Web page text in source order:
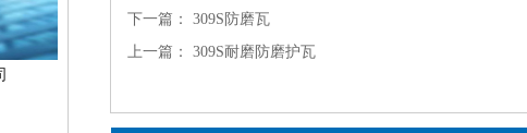
下一篇： 309S防磨瓦
上一篇： 309S耐磨防磨护瓦